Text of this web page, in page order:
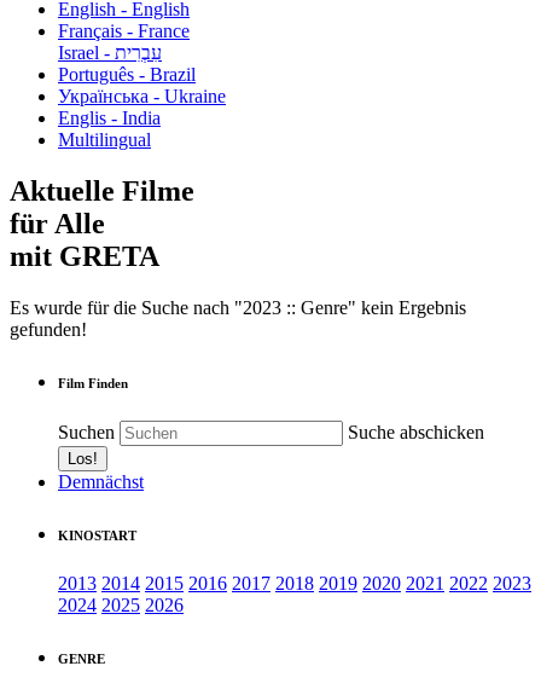
English - English
Français - France
עִבְרִית - Israel
Português - Brazil
Українська - Ukraine
Englis - India
Multilingual
Aktuelle Filme
für Alle
mit GRETA
Es wurde für die Suche nach "2023 :: Genre" kein Ergebnis
gefunden!
Film Finden
Suchen Suche abschicken
Demnächst
KINOSTART
2013 2014 2015 2016 2017 2018 2019 2020 2021 2022 2023
2024 2025 2026
GENRE